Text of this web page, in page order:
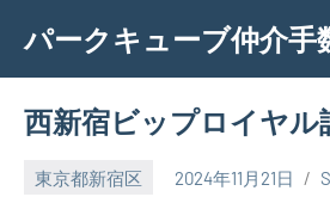
content
パークキューブ仲介手
西新宿ビップロイヤル
東京都新宿区 2024年11月21日